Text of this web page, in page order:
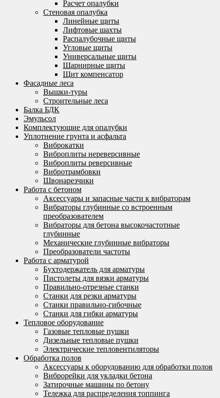
Расчет опалубки
Стеновая опалубка
Линейные щиты
Лифтовые шахты
Распалубочные щиты
Угловые щиты
Универсальные щиты
Шарнирные щиты
Щит компенсатор
Фасадные леса
Вышки-туры
Строительные леса
Балка БДК
Эмульсол
Комплектующие для опалубки
Уплотнение грунта и асфальта
Виброкатки
Виброплиты нереверсивные
Виброплиты реверсивные
Вибротрамбовки
Швонарезчики
Работа с бетоном
Аксессуары и запасные части к вибраторам
Вибраторы глубинные со встроенным
преобразователем
Вибраторы для бетона высокочастотные
глубинные
Механические глубинные вибраторы
Преобразователи частоты
Работа с арматурой
Бухтодержатель для арматуры
Пистолеты для вязки арматуры
Правильно-отрезные станки
Станки для резки арматуры
Станки правильно-гибочные
Станки для гибки арматуры
Тепловое оборудование
Газовые тепловые пушки
Дизельные тепловые пушки
Электрические тепловентиляторы
Обработка полов
Аксессуары к оборудованию для обработки полов
Виброрейки для укладки бетона
Затирочные машины по бетону
Тележка для распределения топпинга